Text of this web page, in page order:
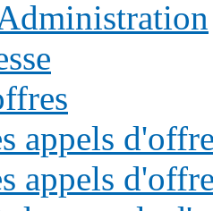
appels
appels